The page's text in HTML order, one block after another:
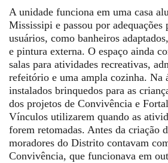
A unidade funciona em uma casa
Mississipi e passou por adequações
usuários, como banheiros
e pintura externa. O espaço ainda
salas para atividades recreativas,
refeitório e uma ampla cozinha. Na
instalados brinquedos para as
dos projetos de Convivência e
Vínculos utilizarem quando as
forem retomadas. Antes da criação
moradores do Distrito contavam
Convivência, que funcionava em